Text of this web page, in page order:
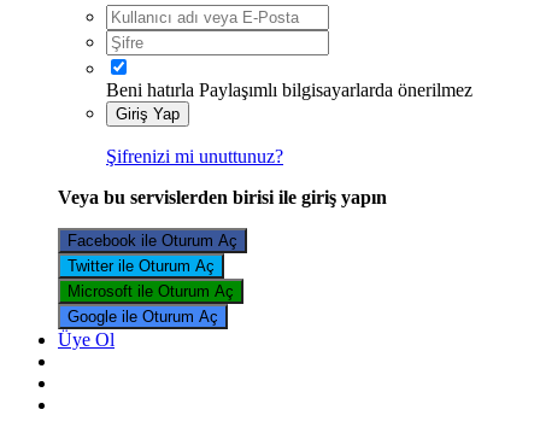
Beni hatırla Paylaşımlı bilgisayarlarda önerilmez
Giriş Yap
Şifrenizi mi unuttunuz?
Veya bu servislerden birisi ile giriş yapın
Facebook ile Oturum Aç
Twitter ile Oturum Aç
Microsoft ile Oturum Aç
Google ile Oturum Aç
Üye Ol